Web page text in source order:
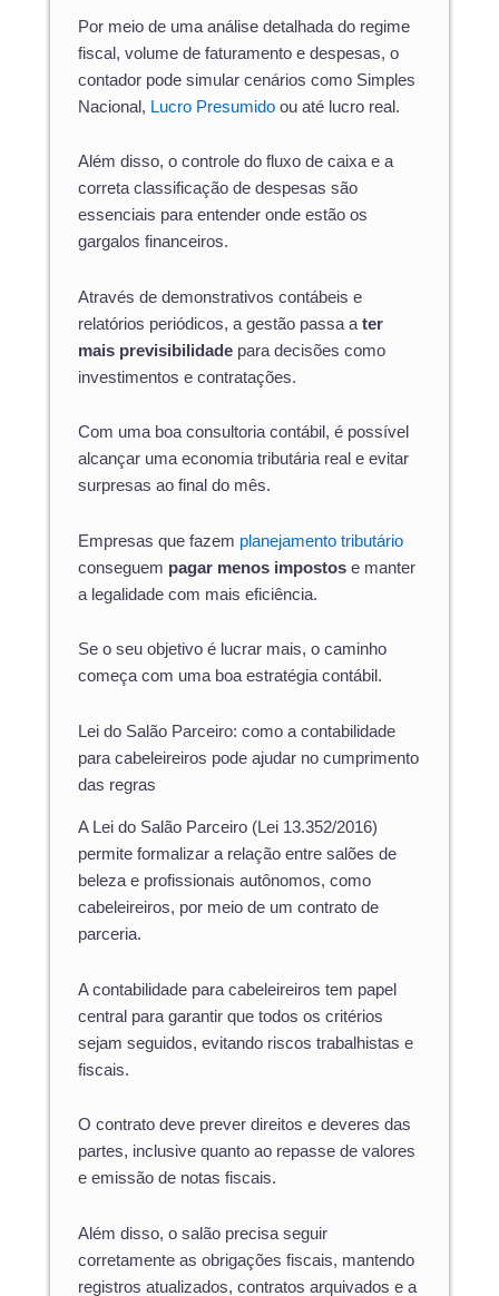
Por meio de uma análise detalhada do regime
fiscal, volume de faturamento e despesas, o
contador pode simular cenários como Simples
Nacional, Lucro Presumido ou até lucro real.
Além disso, o controle do fluxo de caixa e a
correta classificação de despesas são
essenciais para entender onde estão os
gargalos financeiros.
Através de demonstrativos contábeis e
relatórios periódicos, a gestão passa a ter
mais previsibilidade para decisões como
investimentos e contratações.
Com uma boa consultoria contábil, é possível
alcançar uma economia tributária real e evitar
surpresas ao final do mês.
Empresas que fazem planejamento tributário
conseguem pagar menos impostos e manter
a legalidade com mais eficiência.
Se o seu objetivo é lucrar mais, o caminho
começa com uma boa estratégia contábil.
Lei do Salão Parceiro: como a contabilidade
para cabeleireiros pode ajudar no cumprimento
das regras
A Lei do Salão Parceiro (Lei 13.352/2016)
permite formalizar a relação entre salões de
beleza e profissionais autônomos, como
cabeleireiros, por meio de um contrato de
parceria.
A contabilidade para cabeleireiros tem papel
central para garantir que todos os critérios
sejam seguidos, evitando riscos trabalhistas e
fiscais.
O contrato deve prever direitos e deveres das
partes, inclusive quanto ao repasse de valores
e emissão de notas fiscais.
Além disso, o salão precisa seguir
corretamente as obrigações fiscais, mantendo
registros atualizados, contratos arquivados e a